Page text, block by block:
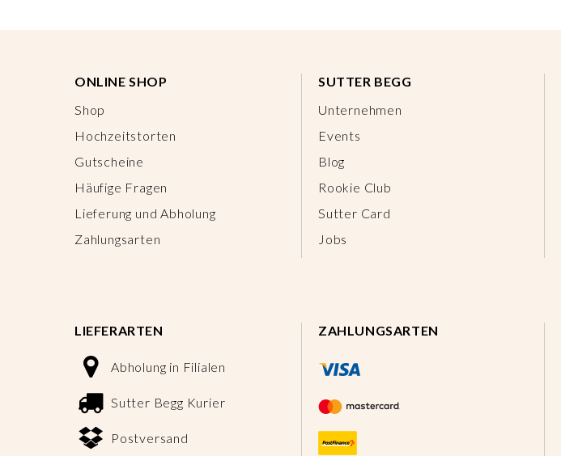
ONLINE SHOP
Shop
Hochzeitstorten
Gutscheine
Häufige Fragen
Lieferung und Abholung
Zahlungsarten
SUTTER BEGG
Unternehmen
Events
Blog
Rookie Club
Sutter Card
Jobs
LIEFERARTEN
Abholung in Filialen
Sutter Begg Kurier
Postversand
ZAHLUNGSARTEN